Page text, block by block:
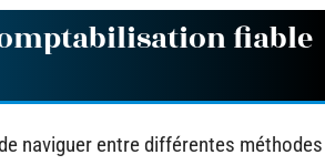
fiable
naviguer entre différentes méthodes